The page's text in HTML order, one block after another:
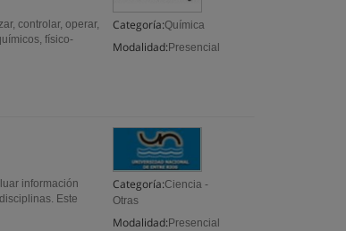
Categoría:Química
Modalidad: Presencial
controlar, operar,
físico-
Categoría:Ciencia -
Otras
Modalidad: Presencial
información
Este